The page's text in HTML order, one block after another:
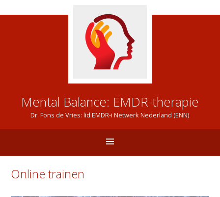
Mental Balance: EMDR-therapie
Dr. Fons de Vries: lid EMDR-i Netwerk Nederland (ENN)
Online trainen